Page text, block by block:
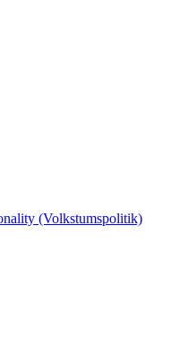
(Volkstumspolitik)